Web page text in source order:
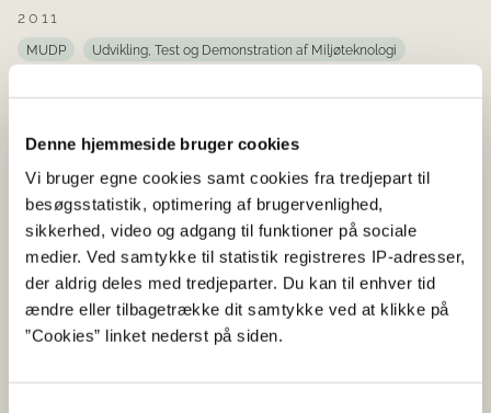
Denne hjemmeside bruger cookies
Vi bruger egne cookies samt cookies fra tredjepart til
besøgsstatistik, optimering af brugervenlighed,
sikkerhed, video og adgang til funktioner på sociale
medier. Ved samtykke til statistik registreres IP-adresser,
der aldrig deles med tredjeparter. Du kan til enhver tid
ændre eller tilbagetrække dit samtykke ved at klikke på
”Cookies” linket nederst på siden.
2011
MUDP
Udvikling, Test og Demonstration af Miljøteknologi
I projektet ’Ny miljøeffektiv industriel
vasketeknologi’ er der udviklet nye
vaskemidler, optimerede processer og
avancerede metoder til karakterisering af
fedtsammensætning, herunder har formålet
også været at udvikle og implementere
onlineoptimering af vask af andefjer og -dun.